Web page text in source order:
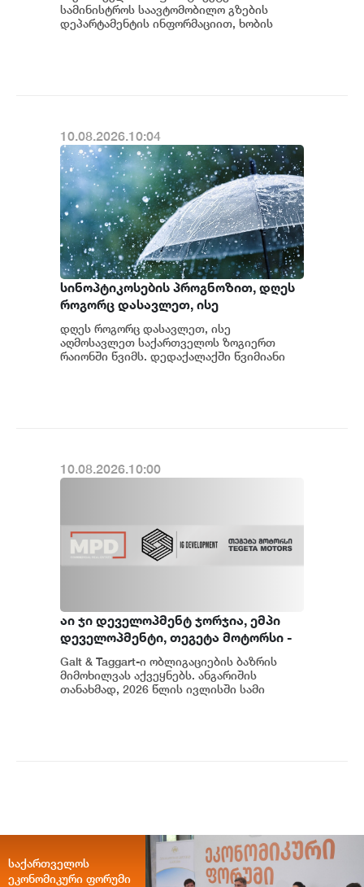
შეკეთება მიმდინარეობს
სამინისტროს საავტომობილო გზების
დეპარტამენტის ინფორმაციით, ხობის
10.08.2026.10:04
სინოპტიკოსების პროგნოზით, დღეს
როგორც დასავლეთ, ისე
აღმოსავლეთ საქართველოს
ზოგიერთ რაიონში იწვიმებს
დღეს როგორც დასავლეთ, ისე
აღმოსავლეთ საქართველოს ზოგიერთ
რაიონში წვიმს. დედაქალაქში წვიმიანი
10.08.2026.10:00
აი ჯი დეველოპმენტ ჯორჯია, ემპი
დეველოპმენტი, თეგეტა მოტორსი -
როგორი იყო ივლისი საქართველოს
კაპიტალის ბაზრისთვის
Galt & Taggart-ი ობლიგაციების ბაზრის
მიმოხილვას აქვეყნებს. ანგარიშის
თანახმად, 2026 წლის ივლისში სამი
საქართველოს
ეკონომიკური ფორუმი